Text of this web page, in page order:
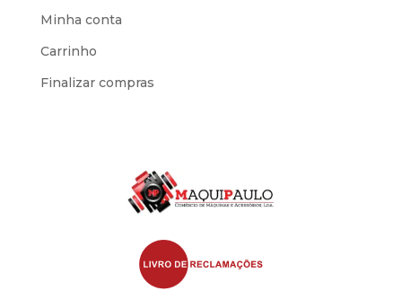
Minha conta
Carrinho
Finalizar compras